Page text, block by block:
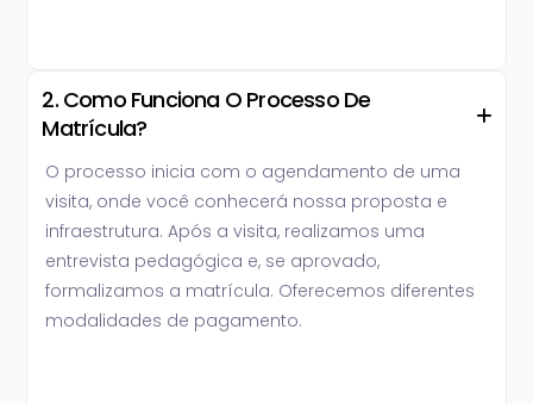
2. Como Funciona O Processo De
Matrícula?
O processo inicia com o agendamento de uma
visita, onde você conhecerá nossa proposta e
infraestrutura. Após a visita, realizamos uma
entrevista pedagógica e, se aprovado,
formalizamos a matrícula. Oferecemos diferentes
modalidades de pagamento.